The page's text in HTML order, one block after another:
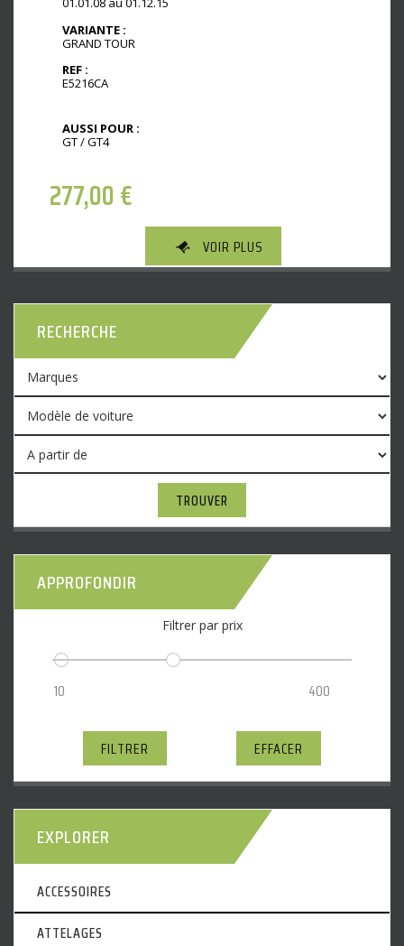
VARIANTE :
GRAND TOUR
REF :
E5216CA
AUSSI POUR :
GT / GT4
277,00€
VOIR PLUS
RECHERCHE
TROUVER
APPROFONDIR
Filtrer par prix
FILTRER EFFACER
EXPLORER
ACCESSOIRES
ATTELAGES